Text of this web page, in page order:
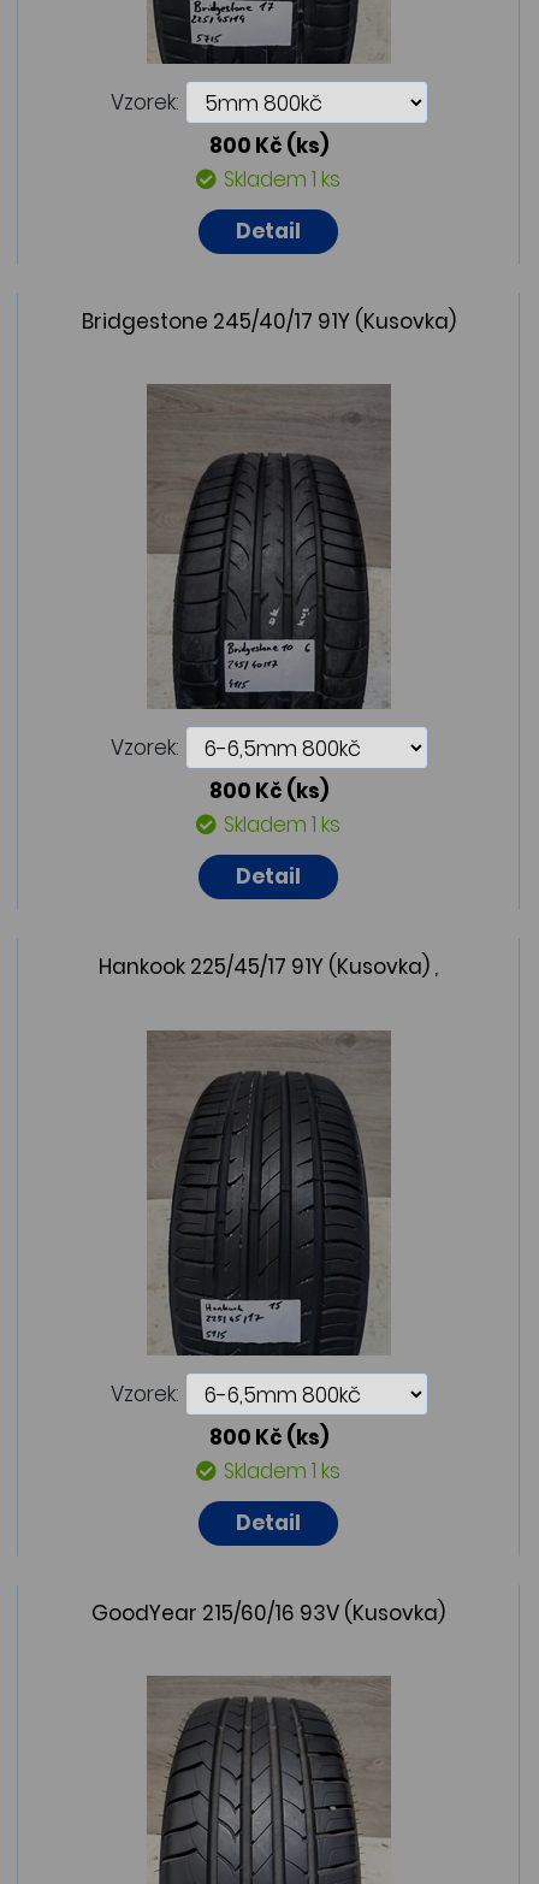
Vzorek:
800 Kč (ks)
Skladem 1 ks
Detail
Bridgestone 245/40/17 91Y (Kusovka)
Vzorek:
800 Kč (ks)
Skladem 1 ks
Detail
Hankook 225/45/17 91Y (Kusovka) ,
Vzorek:
800 Kč (ks)
Skladem 1 ks
Detail
GoodYear 215/60/16 93V (Kusovka)